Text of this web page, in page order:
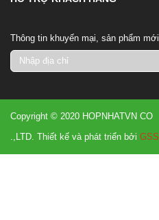
Thông tin khuyến mại, sản phẩm mới
Copyright © 2020 HOPNHATVN CO
.,LTD. Thiết kế và phát triển bởi GSS